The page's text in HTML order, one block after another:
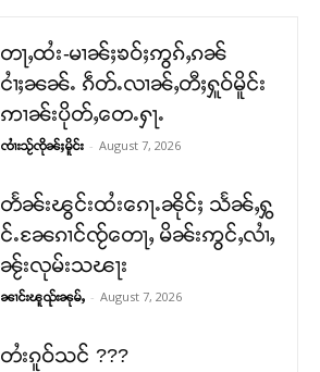
တႃႇထႆး-မၢၼ်ႈၶဝ်ႈဢွၵ်ႇၵၼ်
ငၢႆႈၼၼ်ႉ ၵဵတ်ႉလၢၼ်ႇတီႈႁူဝ်မိူင်း
ဢၢၼ်းပိုတ်ႇတေႉႁႃႉ
ၸၢႆးသႂ်ၸိုၼ်ႈမိူင်း - August 7, 2026
တႅၼ်းၽွင်းထႆးၵေႃႉၼိုင်ႈ သႅၼ်ႇႁွ
င်ႉၼႄၵၢင်ၸႂ်တေႃႇ မိၼ်းဢွင်ႇလၢႆႇ
ၼႂ်းလုမ်းသၽႃး
ၼၢင်းၽူၺ်းၼုမ်ႇ - August 7, 2026
တႆးၵူဝ်သင် ???